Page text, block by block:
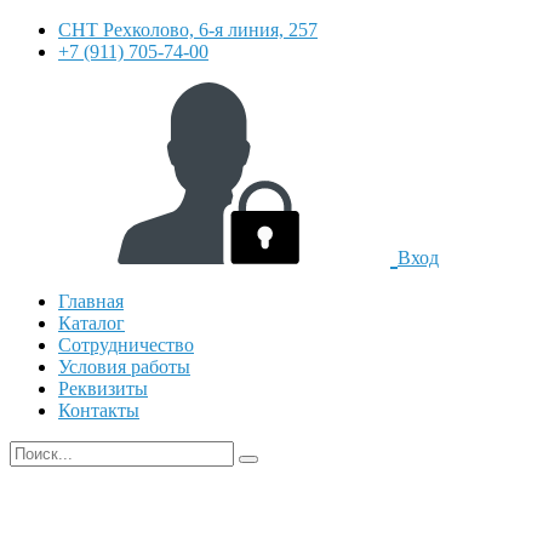
СНТ Рехколово, 6-я линия, 257
+7 (911) 705-74-00
Вход
Главная
Каталог
Сотрудничество
Условия работы
Реквизиты
Контакты